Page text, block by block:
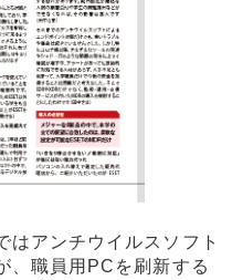
アンチウイルスソフト
、職員用PCを刷新する